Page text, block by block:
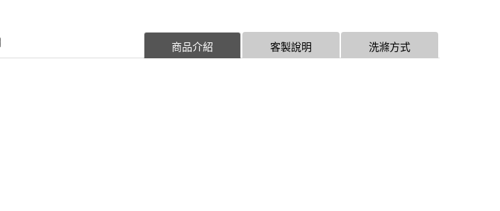
洗滌方式
客製說明
商品介紹